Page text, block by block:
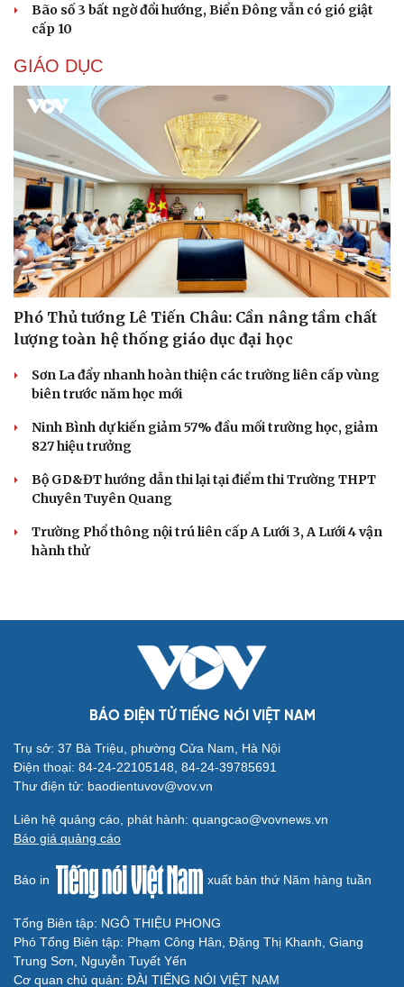
Cải chính
Bão số 3 bất ngờ đổi hướng, Biển Đông vẫn có gió giật
cấp 10
GIÁO DỤC
Phó Thủ tướng Lê Tiến Châu: Cần nâng tầm chất
lượng toàn hệ thống giáo dục đại học
Sơn La đẩy nhanh hoàn thiện các trường liên cấp vùng
biên trước năm học mới
Ninh Bình dự kiến giảm 57% đầu mối trường học, giảm
827 hiệu trưởng
Bộ GD&ĐT hướng dẫn thi lại tại điểm thi Trường THPT
Chuyên Tuyên Quang
Trường Phổ thông nội trú liên cấp A Lưới 3, A Lưới 4 vận
hành thử
BÁO ĐIỆN TỬ TIẾNG NÓI VIỆT NAM
Trụ sở: 37 Bà Triệu, phường Cửa Nam, Hà Nội
Điện thoại: 84-24-22105148, 84-24-39785691
Thư điện tử: baodientuvov@vov.vn
Liên hệ quảng cáo, phát hành: quangcao@vovnews.vn
Báo giá quảng cáo
Báo in xuất bản thứ Năm hàng tuần
Tổng Biên tập: NGÔ THIỆU PHONG
Phó Tổng Biên tập: Phạm Công Hân, Đặng Thị Khanh, Giang
Trung Sơn, Nguyễn Tuyết Yến
Cơ quan chủ quản: ĐÀI TIẾNG NÓI VIỆT NAM